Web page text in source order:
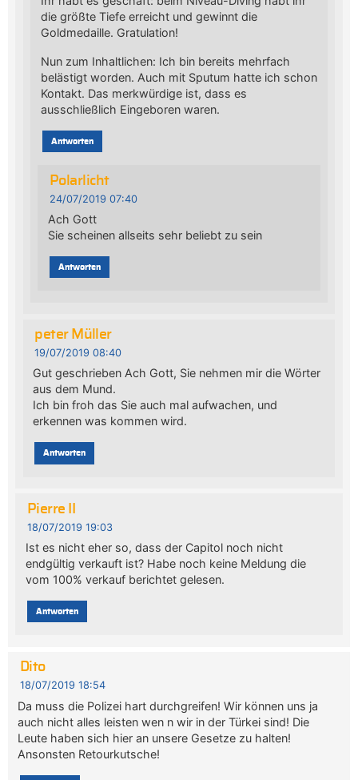
die größte Tiefe erreicht und gewinnt die
Goldmedaille. Gratulation!
Nun zum Inhaltlichen: Ich bin bereits mehrfach
belästigt worden. Auch mit Sputum hatte ich schon
Kontakt. Das merkwürdige ist, dass es
ausschließlich Eingeboren waren.
Antworten
Polarlicht
24/07/2019 07:40
Ach Gott
Sie scheinen allseits sehr beliebt zu sein
Antworten
peter Müller
19/07/2019 08:40
Gut geschrieben Ach Gott, Sie nehmen mir die Wörter
aus dem Mund.
Ich bin froh das Sie auch mal aufwachen, und
erkennen was kommen wird.
Antworten
Pierre II
18/07/2019 19:03
Ist es nicht eher so, dass der Capitol noch nicht
endgültig verkauft ist? Habe noch keine Meldung die
vom 100% verkauf berichtet gelesen.
Antworten
Dito
18/07/2019 18:54
Da muss die Polizei hart durchgreifen! Wir können uns ja
auch nicht alles leisten wen n wir in der Türkei sind! Die
Leute haben sich hier an unsere Gesetze zu halten!
Ansonsten Retourkutsche!